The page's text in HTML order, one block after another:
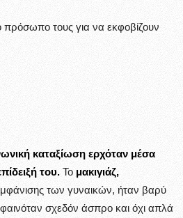
πρόσωπο τους για να εκφοβίζουν
καταξίωση ερχόταν μέσα
του. Το μακιγιάζ,
των γυναικών, ήταν βαρύ
σχεδόν άσπρο και όχι απλά